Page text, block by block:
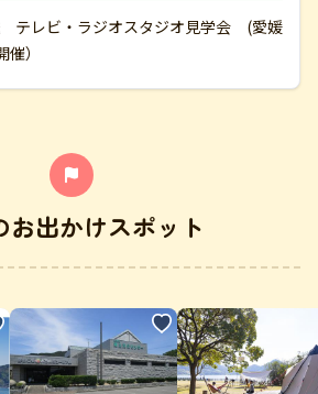
テレビ・ラジオスタジオ見学会 (愛媛
）
お出かけスポット